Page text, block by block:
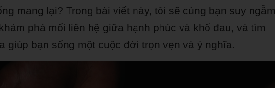
mang lại? Trong bài viết này, tôi sẽ cùng bạn suy ngẫm
phá mối liên hệ giữa hạnh phúc và khổ đau, và tìm
giúp bạn sống một cuộc đời trọn vẹn và ý nghĩa.